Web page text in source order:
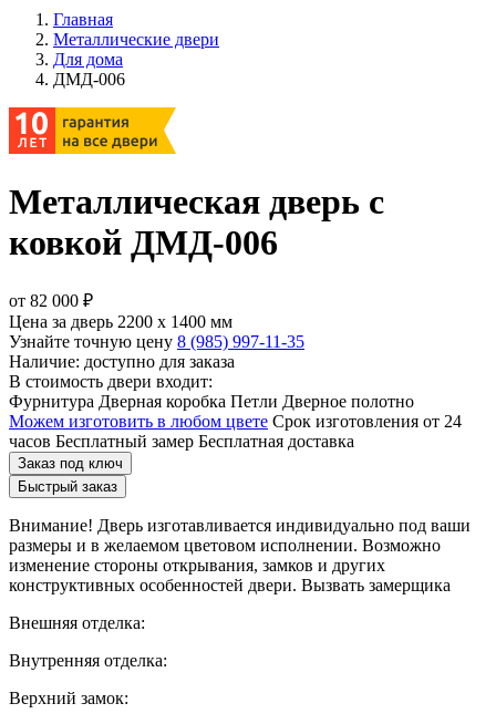
Главная
Металлические двери
Для дома
ДМД-006
Металлическая дверь с
ковкой ДМД-006
от 82 000 ₽
Цена за дверь 2200 х 1400 мм
Узнайте точную цену 8 (985) 997-11-35
Наличие: доступно для заказа
В стоимость двери входит:
Фурнитура Дверная коробка Петли Дверное полотно
Можем изготовить в любом цвете Срок изготовления от 24
часов Бесплатный замер Бесплатная доставка
Заказ под ключ
Быстрый заказ
Внимание! Дверь изготавливается индивидуально под ваши
размеры и в желаемом цветовом исполнении. Возможно
изменение стороны открывания, замков и других
конструктивных особенностей двери. Вызвать замерщика
Внешняя отделка:
Внутренняя отделка:
Верхний замок: